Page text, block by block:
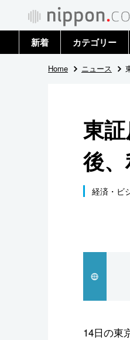
新着 カテゴリー
政治・外交
国際
社会
文化
スポーツ・東
Home ニュース
東
後
経済・ビ
14日の東